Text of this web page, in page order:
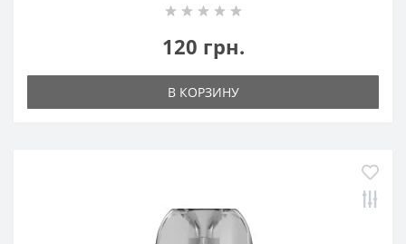
120 грн.
В КОРЗИНУ